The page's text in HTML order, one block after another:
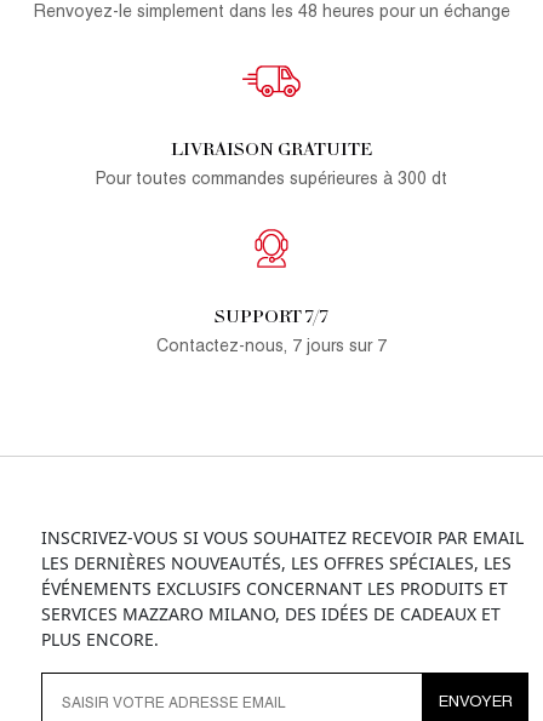
Renvoyez-le simplement dans les 48 heures pour un échange
LIVRAISON GRATUITE
Pour toutes commandes supérieures à 300 dt
SUPPORT 7/7
Contactez-nous, 7 jours sur 7
INSCRIVEZ-VOUS SI VOUS SOUHAITEZ RECEVOIR PAR EMAIL
LES DERNIÈRES NOUVEAUTÉS, LES OFFRES SPÉCIALES, LES
ÉVÉNEMENTS EXCLUSIFS CONCERNANT LES PRODUITS ET
SERVICES MAZZARO MILANO, DES IDÉES DE CADEAUX ET
PLUS ENCORE.
ENVOYER